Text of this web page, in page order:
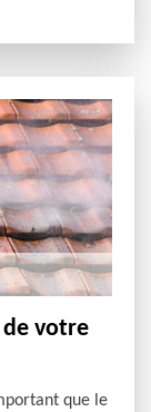
de votre
que le